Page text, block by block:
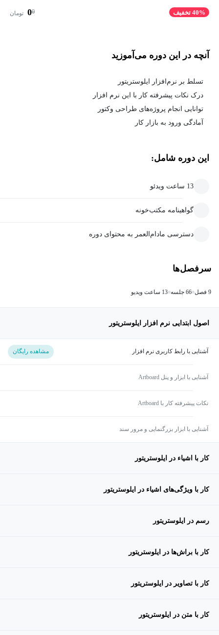
40% تخفیف 0
0 تومان
آنچه در این دوره می‌آموزید
تسلط بر نرم‌افزار ایلوستریتور
درک نکات پیشرفته کار با این نرم افزار
توانایی انجام پروژه‌های طراحی وکتور
آمادگی ورود به بازار کار
این دوره شامل:
13 ساعت ویدئو
گواهینامه مکتب‌خونه
دسترسی مادام‌العمر به محتوای دوره
سرفصل‌ها
9 فصل 66 جلسه 13 ساعت ویدیو
اصول ابتدایی نرم افزار ایلوستریتور
آشنایی با رابط کاربری نرم افزار مشاهده رایگان
آشنایی با ابزار و پنل Artboard
نکات پیشرفته کار با Artboard
آشنایی با ابزار بزرگنمایی و مرور سند
کار با اشیاء در ایلوستریتور
کار با ویژگی‌های اشیاء در ایلوستریتور
رسم در ایلوستریتور
کار با براش‌ها در ایلوستریتور
کار با تصاویر در ایلوستریتور
کار با متن در ایلوستریتور